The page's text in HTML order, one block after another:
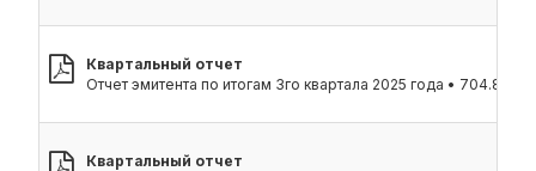
Квартальный отчет
Отчет эмитента по итогам 3го квартала 2025 года • 704.8 КБ
Квартальный отчет